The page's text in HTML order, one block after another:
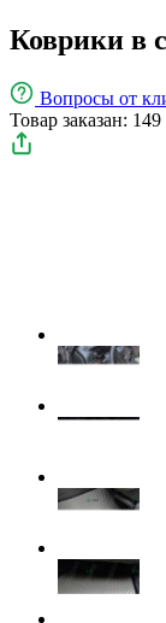
Коврики в
Вопросы от
Товар заказан: 149